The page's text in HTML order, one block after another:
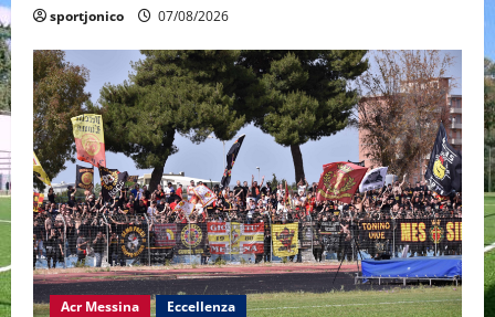
sportjonico 07/08/2026
Acr Messina Eccellenza